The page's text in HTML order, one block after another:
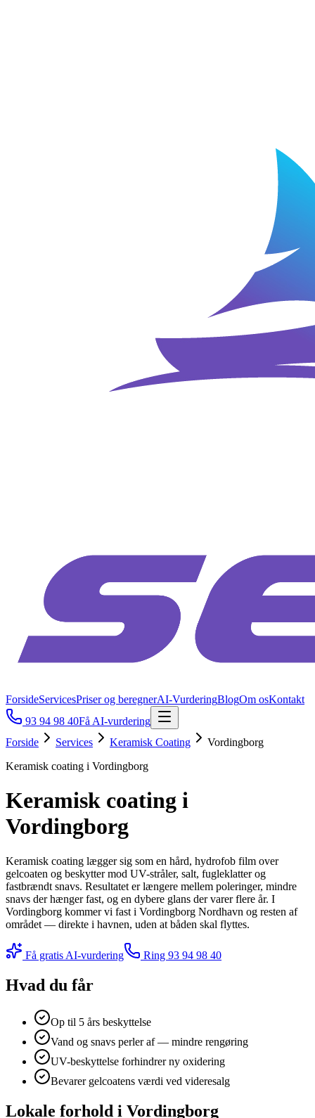
ForsideServicesPriser og beregnerAI-VurderingBlogOm osKontakt
93 94 98 40Få AI-vurdering
Forside
Services Keramisk Coating
Vordingborg
Keramisk coating i Vordingborg
Keramisk coating i
Vordingborg
Keramisk coating lægger sig som en hård, hydrofob film over
gelcoaten og beskytter mod UV-stråler, salt, fugleklatter og
fastbrændt snavs. Resultatet er længere mellem poleringer, mindre
snavs der hænger fast, og en dybere glans der varer flere år. I
Vordingborg kommer vi fast i Vordingborg Nordhavn og resten af
området — direkte i havnen, uden at båden skal flyttes.
Få gratis AI-vurdering Ring 93 94 98 40
Hvad du får
Op til 5 års beskyttelse
Vand og snavs perler af — mindre rengøring
UV-beskyttelse forhindrer ny oxidering
Bevarer gelcoatens værdi ved videresalg
Lokale forhold i Vordingborg